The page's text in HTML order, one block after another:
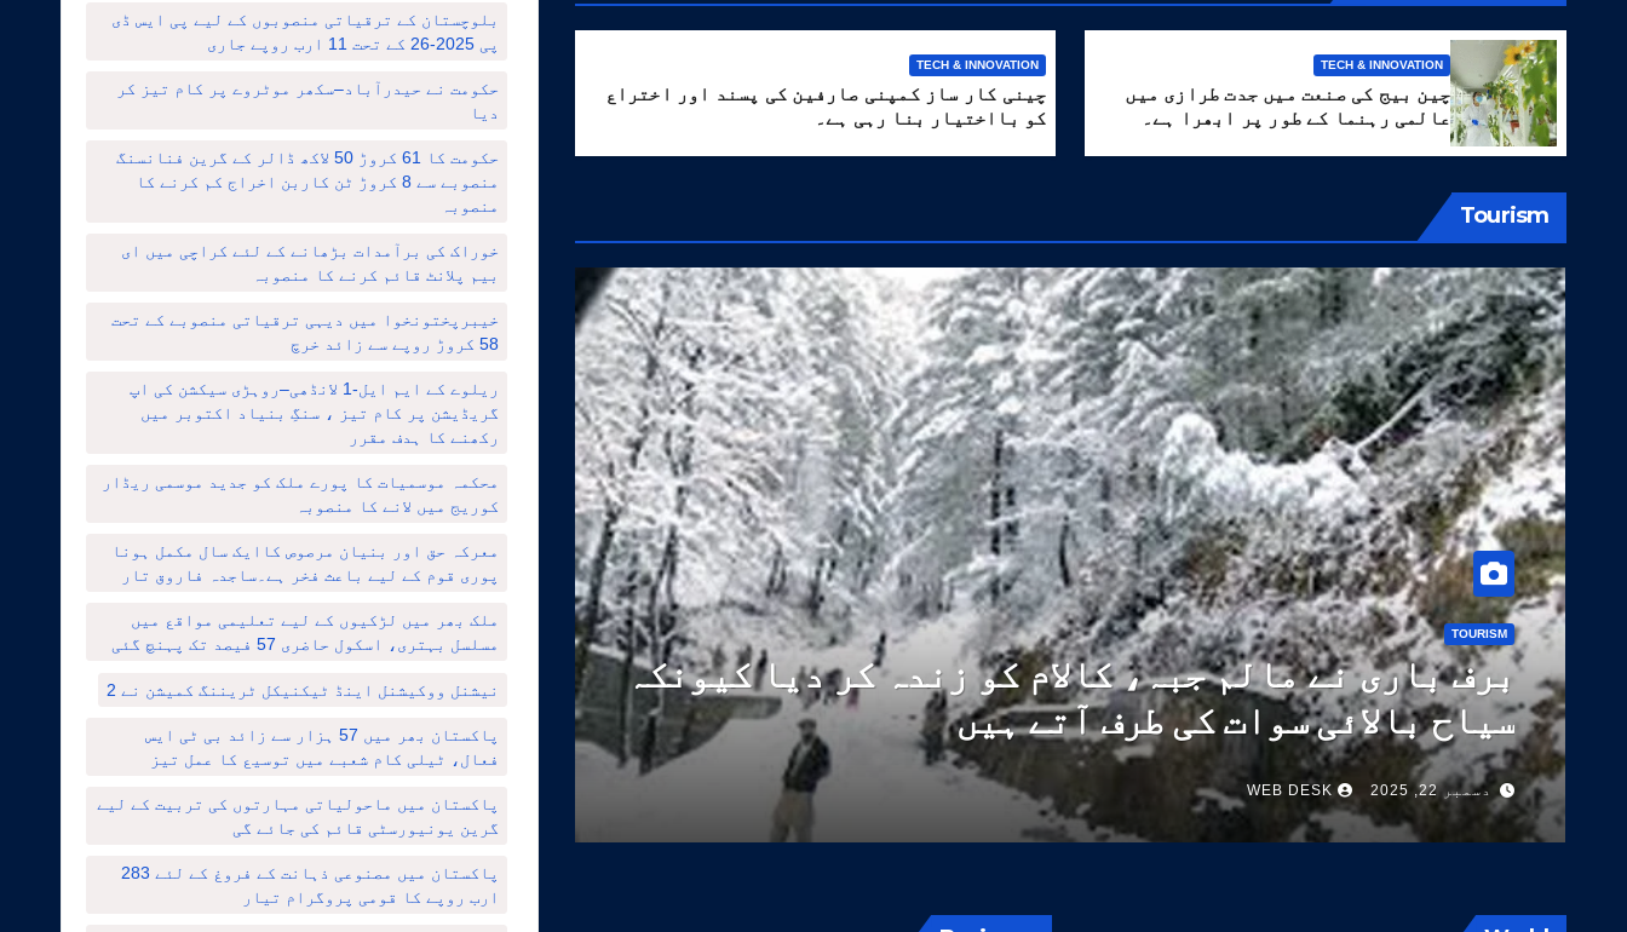
TECH & INNOVATION
چین بیج کی صنعت میں جدت طرازی میں
عالمی رہنما کے طور پر ابھرا ہے۔
TECH & INNOVATION
چینی کار ساز کمپنی صارفین کی پسند اور اختراع
کو بااختیار بنا رہی ہے۔
Tourism
TOURISM
برف باری نے مالم جبہ، کالام کو زندہ کر دیا کیونکہ
سیاح بالائی سوات کی طرف آتے ہیں
دسمبر 22, 2025 WEB DESK
بلوچستان کے ترقیاتی منصوبوں کے لیے پی ایس ڈی
پی 2025-26 کے تحت 11 ارب روپے جاری
حکومت نے حیدرآباد–سکھر موٹروے پر کام تیز کر
دیا
حکومت کا 61 کروڑ 50 لاکھ ڈالر کے گرین فنانسنگ
منصوبے سے 8 کروڑ ٹن کاربن اخراج کم کرنے کا
منصوبہ
خوراک کی برآمدات بڑھانے کے لئے کراچی میں ای
بیم پلانٹ قائم کرنے کا منصوبہ
خیبرپختونخوا میں دیہی ترقیاتی منصوبے کے تحت
58 کروڑ روپے سے زائد خرچ
ریلوے کے ایم ایل-1 لانڈھی–روہڑی سیکشن کی اپ
گریڈیشن پر کام تیز ، سنگِ بنیاد اکتوبر میں
رکھنے کا ہدف مقرر
محکمہ موسمیات کا پورے ملک کو جدید موسمی ریڈار
کوریج میں لانے کا منصوبہ
معرکہ حق اور بنیان مرصوص کاایک سال مکمل ہونا
پوری قوم کے لیے باعث فخر ہے۔ساجدہ فاروق تار
ملک بھر میں لڑکیوں کے لیے تعلیمی مواقع میں
مسلسل بہتری، اسکول حاضری 57 فیصد تک پہنچ گئی
نیشنل ووکیشنل اینڈ ٹیکنیکل ٹریننگ کمیشن نے 2
پاکستان بھر میں 57 ہزار سے زائد بی ٹی ایس
فعال، ٹیلی کام شعبے میں توسیع کا عمل تیز
پاکستان میں ماحولیاتی مہارتوں کی تربیت کے لیے
گرین یونیورسٹی قائم کی جائے گی
پاکستان میں مصنوعی ذہانت کے فروغ کے لئے 283
ارب روپے کا قومی پروگرام تیار